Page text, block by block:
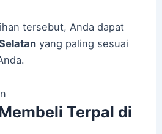
tersebut, Anda dapat
yang paling sesuai
Terpal di